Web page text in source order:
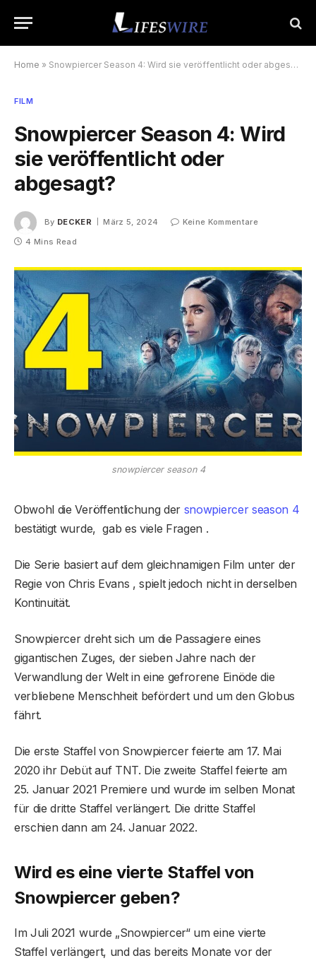
Home » Snowpiercer Season 4: Wird sie veröffentlicht oder abgesagt?
FILM
Snowpiercer Season 4: Wird
sie veröffentlicht oder
abgesagt?
By DECKER März 5, 2024
Keine Kommentare
4 Mins Read
snowpiercer season 4
Obwohl die Veröffentlichung der snowpiercer season 4
bestätigt wurde, gab es viele Fragen .
Die Serie basiert auf dem gleichnamigen Film unter der
Regie von Chris Evans , spielt jedoch nicht in derselben
Kontinuität.
Snowpiercer dreht sich um die Passagiere eines
gigantischen Zuges, der sieben Jahre nach der
Verwandlung der Welt in eine gefrorene Einöde die
verbliebene Menschheit befördert und um den Globus
fährt.
Die erste Staffel von Snowpiercer feierte am 17. Mai
2020 ihr Debüt auf TNT. Die zweite Staffel feierte am
25. Januar 2021 Premiere und wurde im selben Monat
für die dritte Staffel verlängert. Die dritte Staffel
erschien dann am 24. Januar 2022.
Wird es eine vierte Staffel von
Snowpiercer geben?
Im Juli 2021 wurde „Snowpiercer“ um eine vierte
Staffel verlängert, und das bereits Monate vor der